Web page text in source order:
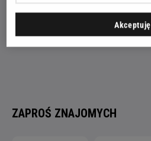
ZAPROŚ ZNAJOMYCH
Akceptuję